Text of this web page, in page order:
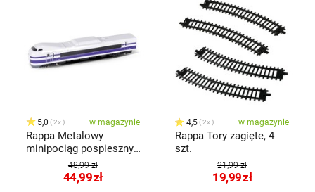
5,0 2x w magazynie
Rappa Metalowy
minipociąg pospieszny,
48,99 zł
44,99zł
4,5 2x w magazynie
Rappa Tory zagięte, 4
szt.
21,99 zł
19,99zł